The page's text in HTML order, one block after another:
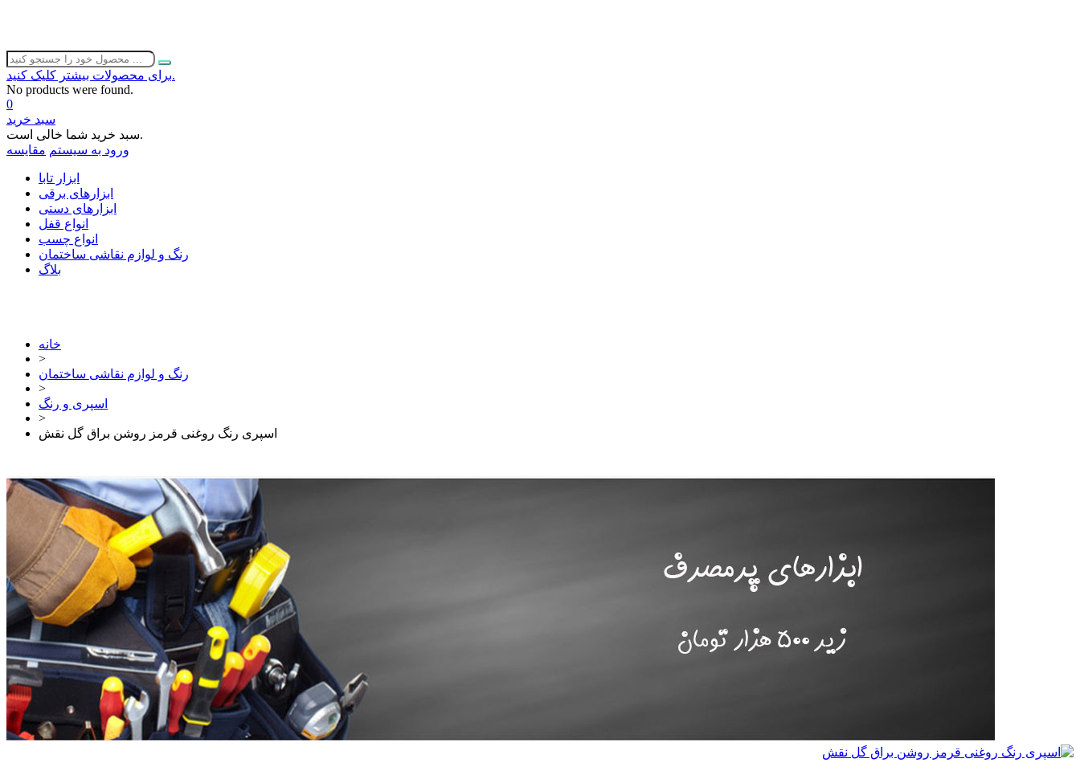
برای محصولات بیشتر کلیک کنید.
No products were found.
0
سبد خرید
سبد خرید شما خالی است.
ورود به سیستم مقایسه
ابزار تابا
ابزارهای برقی
ابزارهای دستی
انواع قفل
انواع چسب
رنگ و لوازم نقاشی ساختمان
بلاگ
خانه
>
رنگ و لوازم نقاشی ساختمان
>
اسپری و رنگ
>
اسپری رنگ روغنی قرمز روشن براق گل نقش